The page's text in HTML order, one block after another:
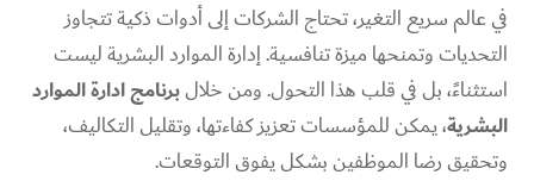
في عالم سريع التغير، تحتاج الشركات إلى أدوات ذكية تتجاوز
التحديات وتمنحها ميزة تنافسية. إدارة الموارد البشرية ليست
استثناءً، بل في قلب هذا التحول. ومن خلالبرنامج ادارة الموارد
البشرية، يمكن للمؤسسات تعزيز كفاءتها، وتقليل التكاليف،
وتحقيق رضا الموظفين بشكل يفوق التوقعات.